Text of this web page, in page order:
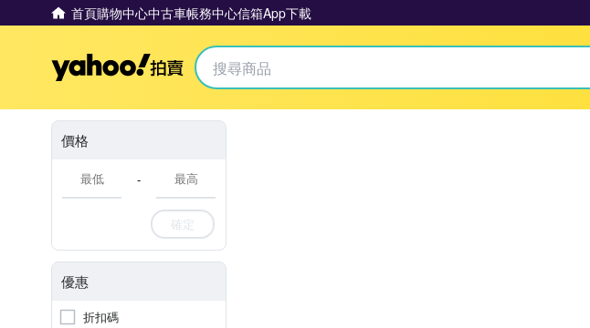
首頁購物中心中古車帳務中心信箱App下載
Yahoo拍賣
價格
-
確定
優惠
折扣碼